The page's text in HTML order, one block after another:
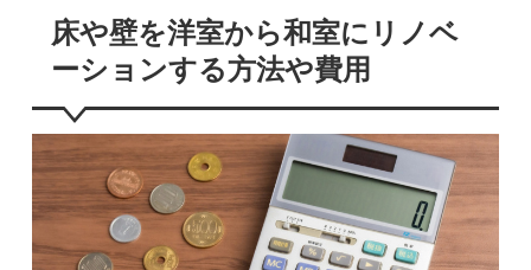
床や壁を洋室から和室にリノベ
ーションする方法や費用